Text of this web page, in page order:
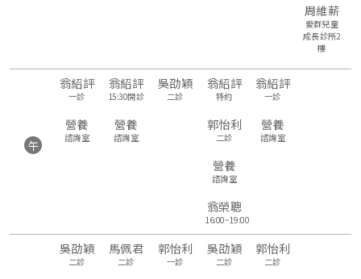
周維薪
愛群兒童
成長診所2
樓
午
翁紹評
一診
翁紹評
15:30開診
吳劭穎
二診
翁紹評
特約
翁紹評
一診
營養
諮詢室
營養
諮詢室
郭怡利
二診
營養
諮詢室
營養
諮詢室
翁榮聰
16:00~19:00
吳劭穎
二診
馬佩君
二診
郭怡利
一診
吳劭穎
二診
郭怡利
二診